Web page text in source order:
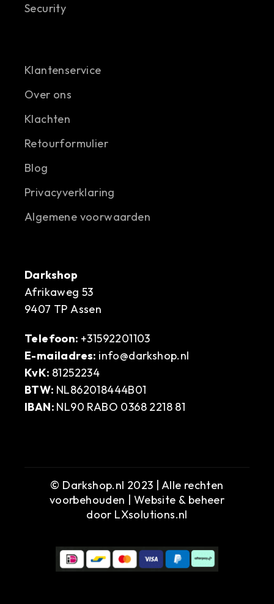
Security
Klantenservice
Over ons
Klachten
Retourformulier
Blog
Privacyverklaring
Algemene voorwaarden
Darkshop
Afrikaweg 53
9407 TP Assen
Telefoon: +31592201103
E-mailadres: info@darkshop.nl
KvK: 81252234
BTW: NL862018444B01
IBAN: NL90 RABO 0368 2218 81
© Darkshop.nl 2023 | Alle rechten
voorbehouden | Website & beheer
door LXsolutions.nl